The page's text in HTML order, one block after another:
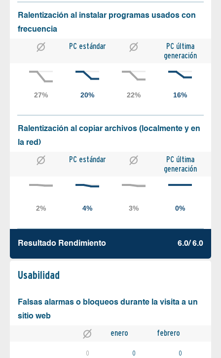
Ralentización al instalar programas usados con
frecuencia
PC estándar
PC última
generación
Ralentización al copiar archivos (localmente y en
la red)
PC estándar
PC última
generación
Resultado Rendimiento 6.0/ 6.0
Usabilidad
Falsas alarmas o bloqueos durante la visita a un
sitio web
enero febrero
0 0 0